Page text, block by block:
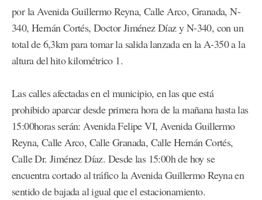
por la Avenida Guillermo Reyna, Calle Arco, Granada, N-
340, Hernán Cortés, Doctor Jiménez Díaz y N-340, con un
total de 6,3km para tomar la salida lanzada en la A-350 a la
altura del hito kilométrico 1.
Las calles afectadas en el municipio, en las que está
prohibido aparcar desde primera hora de la mañana hasta las
15:00horas serán: Avenida Felipe VI, Avenida Guillermo
Reyna, Calle Arco, Calle Granada, Calle Hernán Cortés,
Calle Dr. Jiménez Díaz. Desde las 15:00h de hoy se
encuentra cortado al tráfico la Avenida Guillermo Reyna en
sentido de bajada al igual que el estacionamiento.